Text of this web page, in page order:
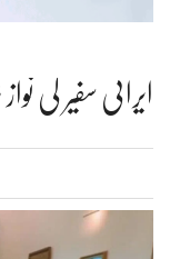
ایرانی سفیر کی